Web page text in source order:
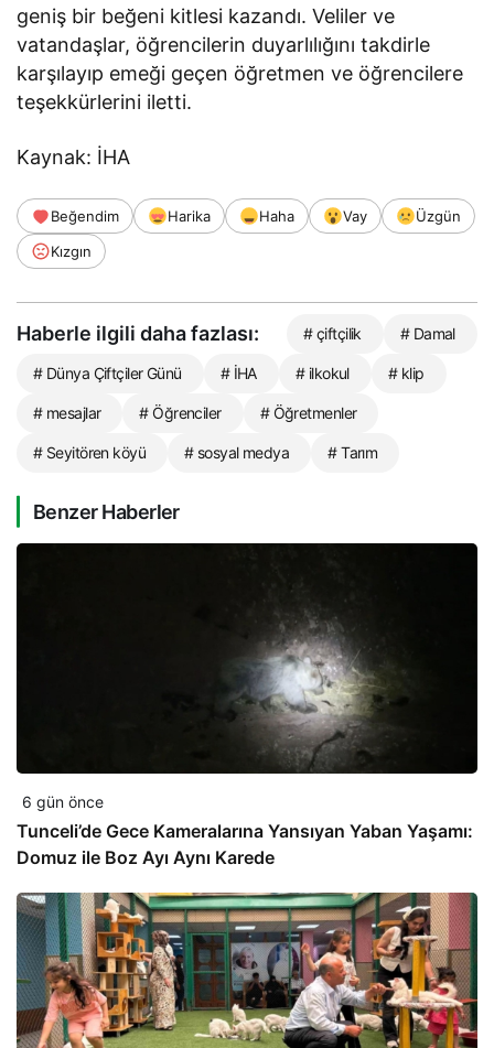
geniş bir beğeni kitlesi kazandı. Veliler ve
vatandaşlar, öğrencilerin duyarlılığını takdirle
karşılayıp emeği geçen öğretmen ve öğrencilere
teşekkürlerini iletti.
Kaynak: İHA
Beğendim Harika Haha Vay
Üzgün
Kızgın
Haberle ilgili daha fazlası: # çiftçilik # Damal
# Dünya Çiftçiler Günü # İHA # ilkokul # klip
# mesajlar # Öğrenciler # Öğretmenler
# Seyitören köyü # sosyal medya # Tarım
Benzer Haberler
6 gün önce
Tunceli’de Gece Kameralarına Yansıyan Yaban Yaşamı:
Domuz ile Boz Ayı Aynı Karede